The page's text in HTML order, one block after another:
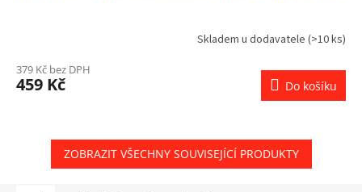
Skladem u dodavatele (>10 ks)
379 Kč bez DPH
459 Kč Do košíku
ZOBRAZIT VŠECHNY SOUVISEJÍCÍ PRODUKTY